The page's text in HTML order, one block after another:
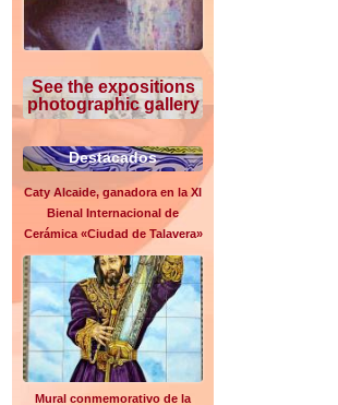
See the expositions
photographic gallery
Destacados
Caty Alcaide, ganadora en la XI
Bienal Internacional de
Cerámica «Ciudad de Talavera»
Mural conmemorativo de la